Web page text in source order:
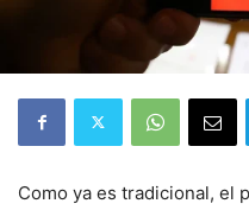
Como ya es tradicional, el